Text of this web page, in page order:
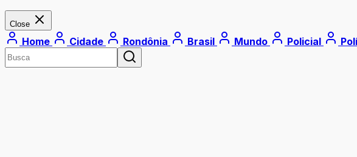
Close
Home Cidade Rondônia Brasil Mundo Policial